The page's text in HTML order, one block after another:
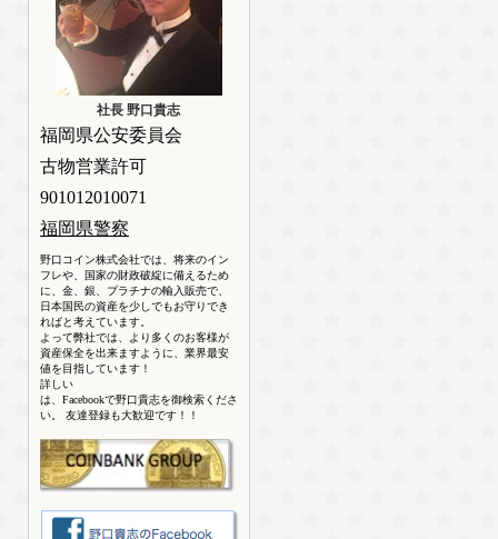
社長 野口貴志
福岡県公安委員会
古物営業許可
901012010071
福岡県警察
野口コイン株式会社では、将来のイン
フレや、国家の財政破綻に備えるため
に、金、銀、プラチナの輸入販売で、
日本国民の資産を少しでもお守りでき
ればと考えています。
よって弊社では、より多くのお客様が
資産保全を出来ますように、業界最安
値を目指しています！
詳しい
は、Facebookで野口貴志を御検索くださ
い。 友達登録も大歓迎です！！